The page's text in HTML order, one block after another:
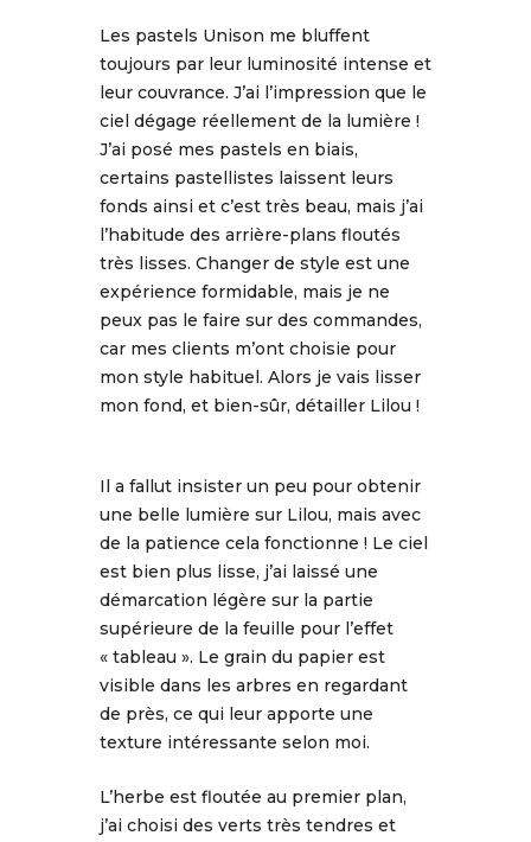
Les pastels Unison me bluffent
toujours par leur luminosité intense et
leur couvrance. J’ai l’impression que le
ciel dégage réellement de la lumière !
J’ai posé mes pastels en biais,
certains pastellistes laissent leurs
fonds ainsi et c’est très beau, mais j’ai
l’habitude des arrière-plans floutés
très lisses. Changer de style est une
expérience formidable, mais je ne
peux pas le faire sur des commandes,
car mes clients m’ont choisie pour
mon style habituel. Alors je vais lisser
mon fond, et bien-sûr, détailler Lilou !
Il a fallut insister un peu pour obtenir
une belle lumière sur Lilou, mais avec
de la patience cela fonctionne ! Le ciel
est bien plus lisse, j’ai laissé une
démarcation légère sur la partie
supérieure de la feuille pour l’effet
« tableau ». Le grain du papier est
visible dans les arbres en regardant
de près, ce qui leur apporte une
texture intéressante selon moi.
L’herbe est floutée au premier plan,
j’ai choisi des verts très tendres et